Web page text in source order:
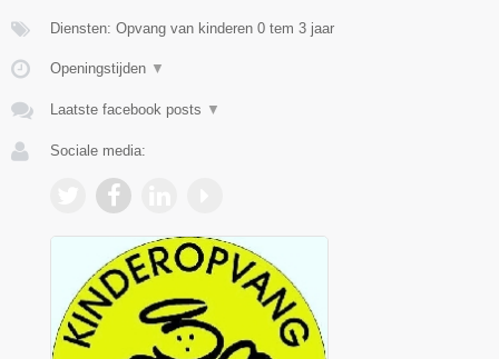
Diensten: Opvang van kinderen 0 tem 3 jaar
Openingstijden ▼
Laatste facebook posts ▼
Sociale media: